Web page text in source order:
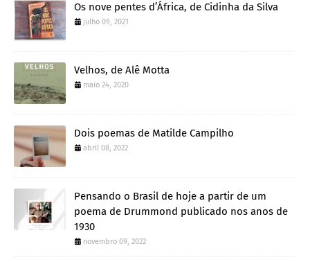
Os nove pentes d’África, de Cidinha da Silva
julho 09, 2021
Velhos, de Alê Motta
maio 24, 2020
Dois poemas de Matilde Campilho
abril 08, 2022
Pensando o Brasil de hoje a partir de um
poema de Drummond publicado nos anos de
1930
novembro 09, 2022